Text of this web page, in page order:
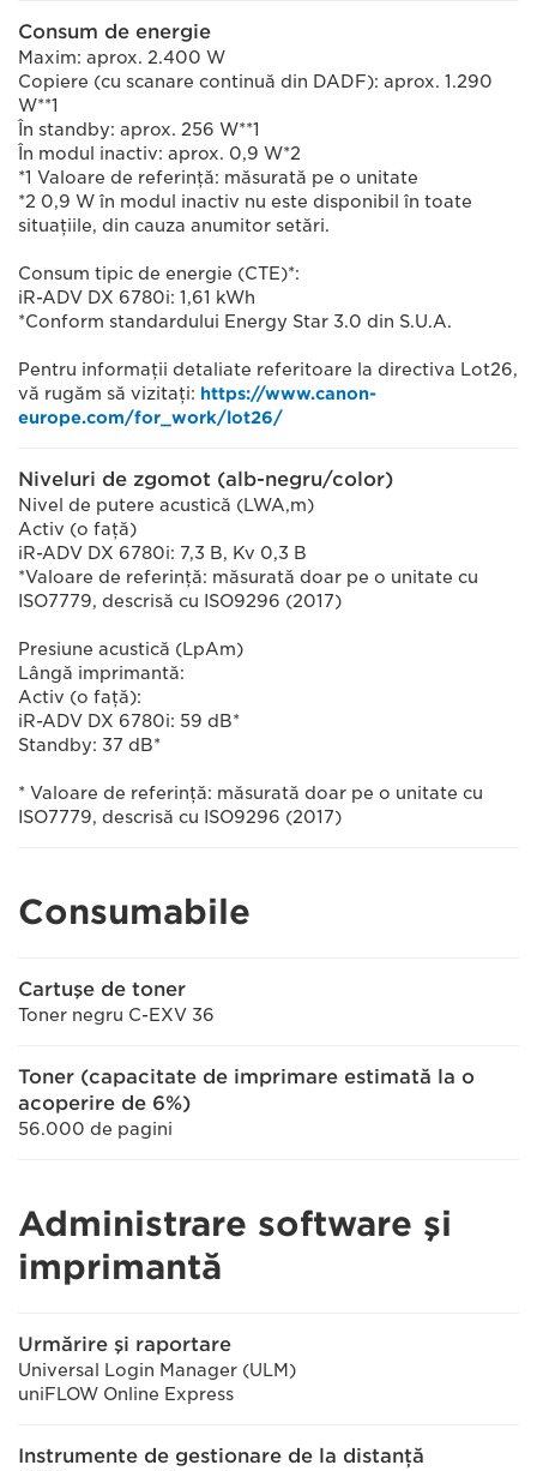
Consum de energie
Maxim: aprox. 2.400 W
Copiere (cu scanare continuă din DADF): aprox. 1.290
W**1
În standby: aprox. 256 W**1
În modul inactiv: aprox. 0,9 W*2
*1 Valoare de referinţă: măsurată pe o unitate
*2 0,9 W în modul inactiv nu este disponibil în toate
situaţiile, din cauza anumitor setări.
Consum tipic de energie (CTE)*:
iR-ADV DX 6780i: 1,61 kWh
*Conform standardului Energy Star 3.0 din S.U.A.
Pentru informaţii detaliate referitoare la directiva Lot26,
vă rugăm să vizitaţi: https://www.canon-
europe.com/for_work/lot26/
Niveluri de zgomot (alb-negru/color)
Nivel de putere acustică (LWA,m)
Activ (o faţă)
iR-ADV DX 6780i: 7,3 B, Kv 0,3 B
*Valoare de referinţă: măsurată doar pe o unitate cu
ISO7779, descrisă cu ISO9296 (2017)
Presiune acustică (LpAm)
Lângă imprimantă:
Activ (o faţă):
iR-ADV DX 6780i: 59 dB*
Standby: 37 dB*
* Valoare de referinţă: măsurată doar pe o unitate cu
ISO7779, descrisă cu ISO9296 (2017)
Consumabile
Cartuşe de toner
Toner negru C-EXV 36
Toner (capacitate de imprimare estimată la o
acoperire de 6%)
56.000 de pagini
Administrare software şi
imprimantă
Urmărire şi raportare
Universal Login Manager (ULM)
uniFLOW Online Express
Instrumente de gestionare de la distanţă